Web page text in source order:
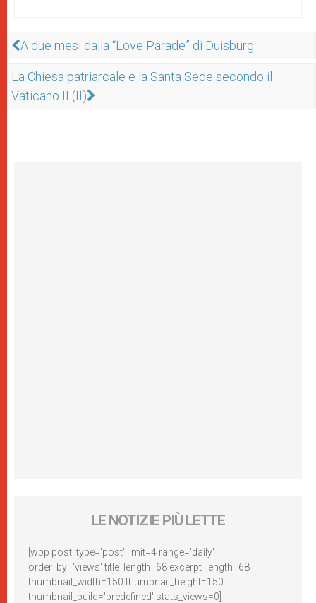
A due mesi dalla “Love Parade” di Duisburg
La Chiesa patriarcale e la Santa Sede secondo il
Vaticano II (II)
LE NOTIZIE PIÙ LETTE
[wpp post_type='post' limit=4 range='daily'
order_by='views' title_length=68 excerpt_length=68
thumbnail_width=150 thumbnail_height=150
thumbnail_build='predefined' stats_views=0]